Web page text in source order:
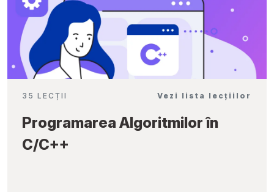
35 LECȚII Vezi lista lecțiilor
Programarea Algoritmilor în
C/C++